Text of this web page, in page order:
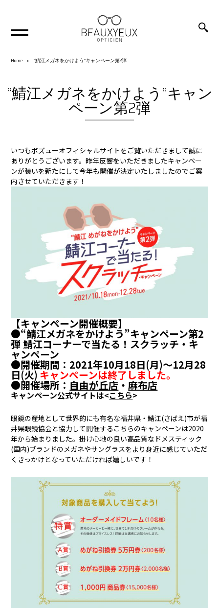
Home “鯖江メガネをかけよう”キャンペーン第2弾
“鯖江メガネをかけよう”キャン
ペーン第2弾
いつもボズューオフィシャルサイトをご覧いただきまして誠に
ありがとうございます。昨年反響をいただきましたキャンペー
ンが装いを新たにして今年も開催が決定いたしましたのでご案
内させていただきます！
【キャンペーン開催概要】
●“鯖江メガネをかけよう”キャンペーン第2
弾 鯖江コーナーで当たる！スクラッチ・キ
ャンペーン
●開催期間：2021年10月18日(月)〜12月28
日(火) キャンペーンは終了しました。
●開催場所： 自由が丘店 ・麻布店
キャンペーン公式サイトは<こちら>
眼鏡の産地として世界的にも有名な福井県・鯖江(さばえ)市が福
井県眼鏡協会と協力して開催するこちらのキャンペーンは2020
年から始まりました。掛け心地の良い高品質なドメスティック
(国内)ブランドのメガネやサングラスをより身近に感じていただ
くきっかけとなっていただければ嬉しいです！